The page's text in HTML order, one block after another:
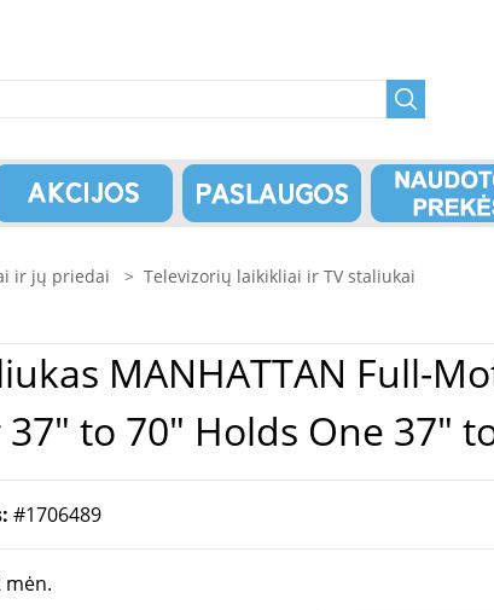
ir jų priedai > Televizorių laikikliai ir TV staliukai
Mount with
Post-Leveling Adjustment, for
#1706489
mėn.